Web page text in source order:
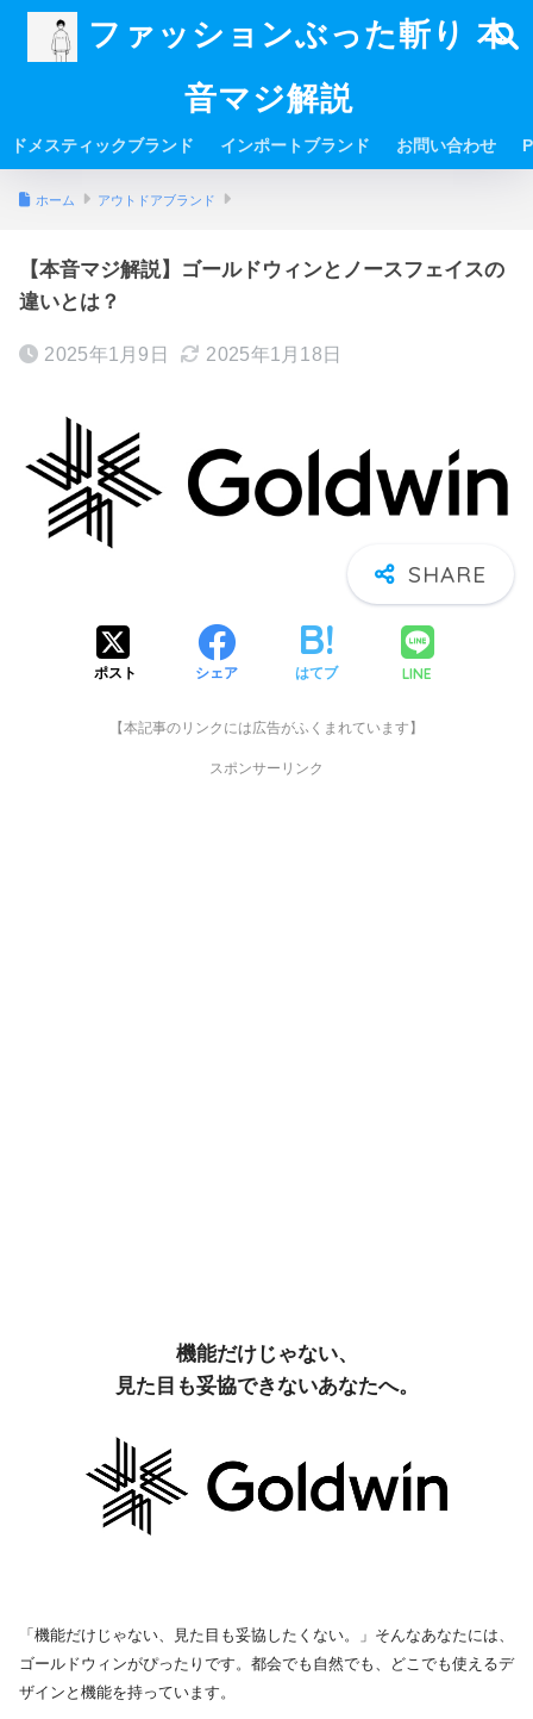
ファッションぶった斬り 本
音マジ解説
ドメスティックブランド インポートブランド お問い合わせ
ホーム アウトドアブランド
【本音マジ解説】ゴールドウィンとノースフェイスの
違いとは？
2025年1月9日 2025年1月18日
ポスト シェア はてブ LINE
【本記事のリンクには広告がふくまれています】
スポンサーリンク
機能だけじゃない、
見た目も妥協できないあなたへ。
「機能だけじゃない、見た目も妥協したくない。」そんなあなたには、
ゴールドウィンがぴったりです。都会でも自然でも、どこでも使えるデ
ザインと機能を持っています。